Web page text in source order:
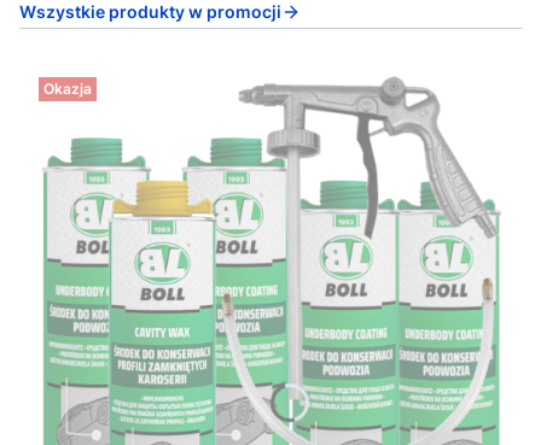
Wszystkie produkty w promocji
Okazja